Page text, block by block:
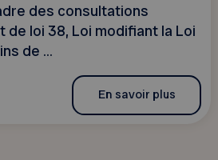
des consultations
loi 38, Loi modifiant la Loi
de ...
En savoir plus